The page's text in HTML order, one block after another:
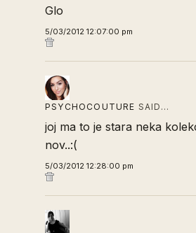
Glo
5/03/2012 12:07:00 pm
PSYCHOCOUTURE SAID…
joj ma to je stara neka
nov..:(
5/03/2012 12:28:00 pm